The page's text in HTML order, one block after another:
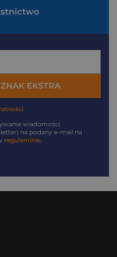
EKSTRA
wiadomości
na podany e-mail na
regulaminie.